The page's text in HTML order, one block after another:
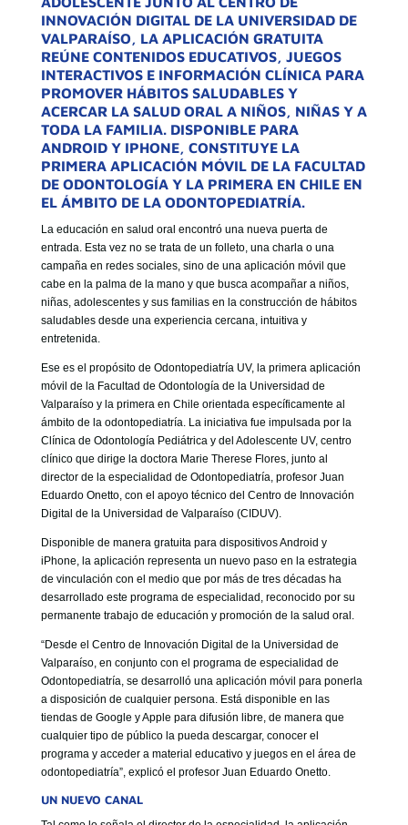
GOBIERNO CORPORATIVO
NUESTRO EQUIPO
INNOVACIÓN DIGITAL DE LA UNIVERSIDAD DE
VALPARAÍSO, LA APLICACIÓN GRATUITA
REÚNE CONTENIDOS EDUCATIVOS, JUEGOS
INTERACTIVOS E INFORMACIÓN CLÍNICA PARA
PROMOVER HÁBITOS SALUDABLES Y
ACERCAR LA SALUD ORAL A NIÑOS, NIÑAS Y A
TODA LA FAMILIA. DISPONIBLE PARA
ANDROID Y IPHONE, CONSTITUYE LA
PRIMERA APLICACIÓN MÓVIL DE LA FACULTAD
DE ODONTOLOGÍA Y LA PRIMERA EN CHILE EN
EL ÁMBITO DE LA ODONTOPEDIATRÍA.
La educación en salud oral encontró una nueva puerta de
entrada. Esta vez no se trata de un folleto, una charla o una
campaña en redes sociales, sino de una aplicación móvil que
cabe en la palma de la mano y que busca acompañar a niños,
niñas, adolescentes y sus familias en la construcción de hábitos
saludables desde una experiencia cercana, intuitiva y
entretenida.
Ese es el propósito de Odontopediatría UV, la primera aplicación
móvil de la Facultad de Odontología de la Universidad de
Valparaíso y la primera en Chile orientada específicamente al
ámbito de la odontopediatría. La iniciativa fue impulsada por la
Clínica de Odontología Pediátrica y del Adolescente UV, centro
clínico que dirige la doctora Marie Therese Flores, junto al
director de la especialidad de Odontopediatría, profesor Juan
Eduardo Onetto, con el apoyo técnico del Centro de Innovación
Digital de la Universidad de Valparaíso (CIDUV).
Disponible de manera gratuita para dispositivos Android y
iPhone, la aplicación representa un nuevo paso en la estrategia
de vinculación con el medio que por más de tres décadas ha
desarrollado este programa de especialidad, reconocido por su
permanente trabajo de educación y promoción de la salud oral.
“Desde el Centro de Innovación Digital de la Universidad de
Valparaíso, en conjunto con el programa de especialidad de
Odontopediatría, se desarrolló una aplicación móvil para ponerla
a disposición de cualquier persona. Está disponible en las
tiendas de Google y Apple para difusión libre, de manera que
cualquier tipo de público la pueda descargar, conocer el
programa y acceder a material educativo y juegos en el área de
odontopediatría”, explicó el profesor Juan Eduardo Onetto.
UN NUEVO CANAL